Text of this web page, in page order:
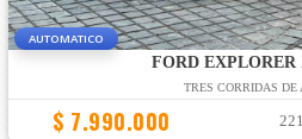
AUTOMATICO
FORD EXPLORER
TRES CORRIDAS DE
$ 7.990.000